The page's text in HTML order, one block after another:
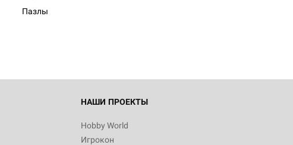
Пазлы
НАШИ ПРОЕКТЫ
Hobby World
Игрокон